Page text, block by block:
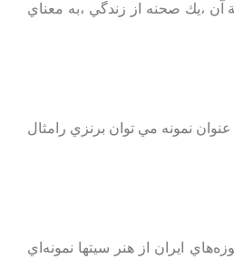
،يك‌ صحنه‌ از زندگي‌ ،به‌ معناي‌
نمونه‌ مي‌ توان‌ برنزي‌ رامثال‌
ايران‌ از هنر سيتها نمونه‌اي‌